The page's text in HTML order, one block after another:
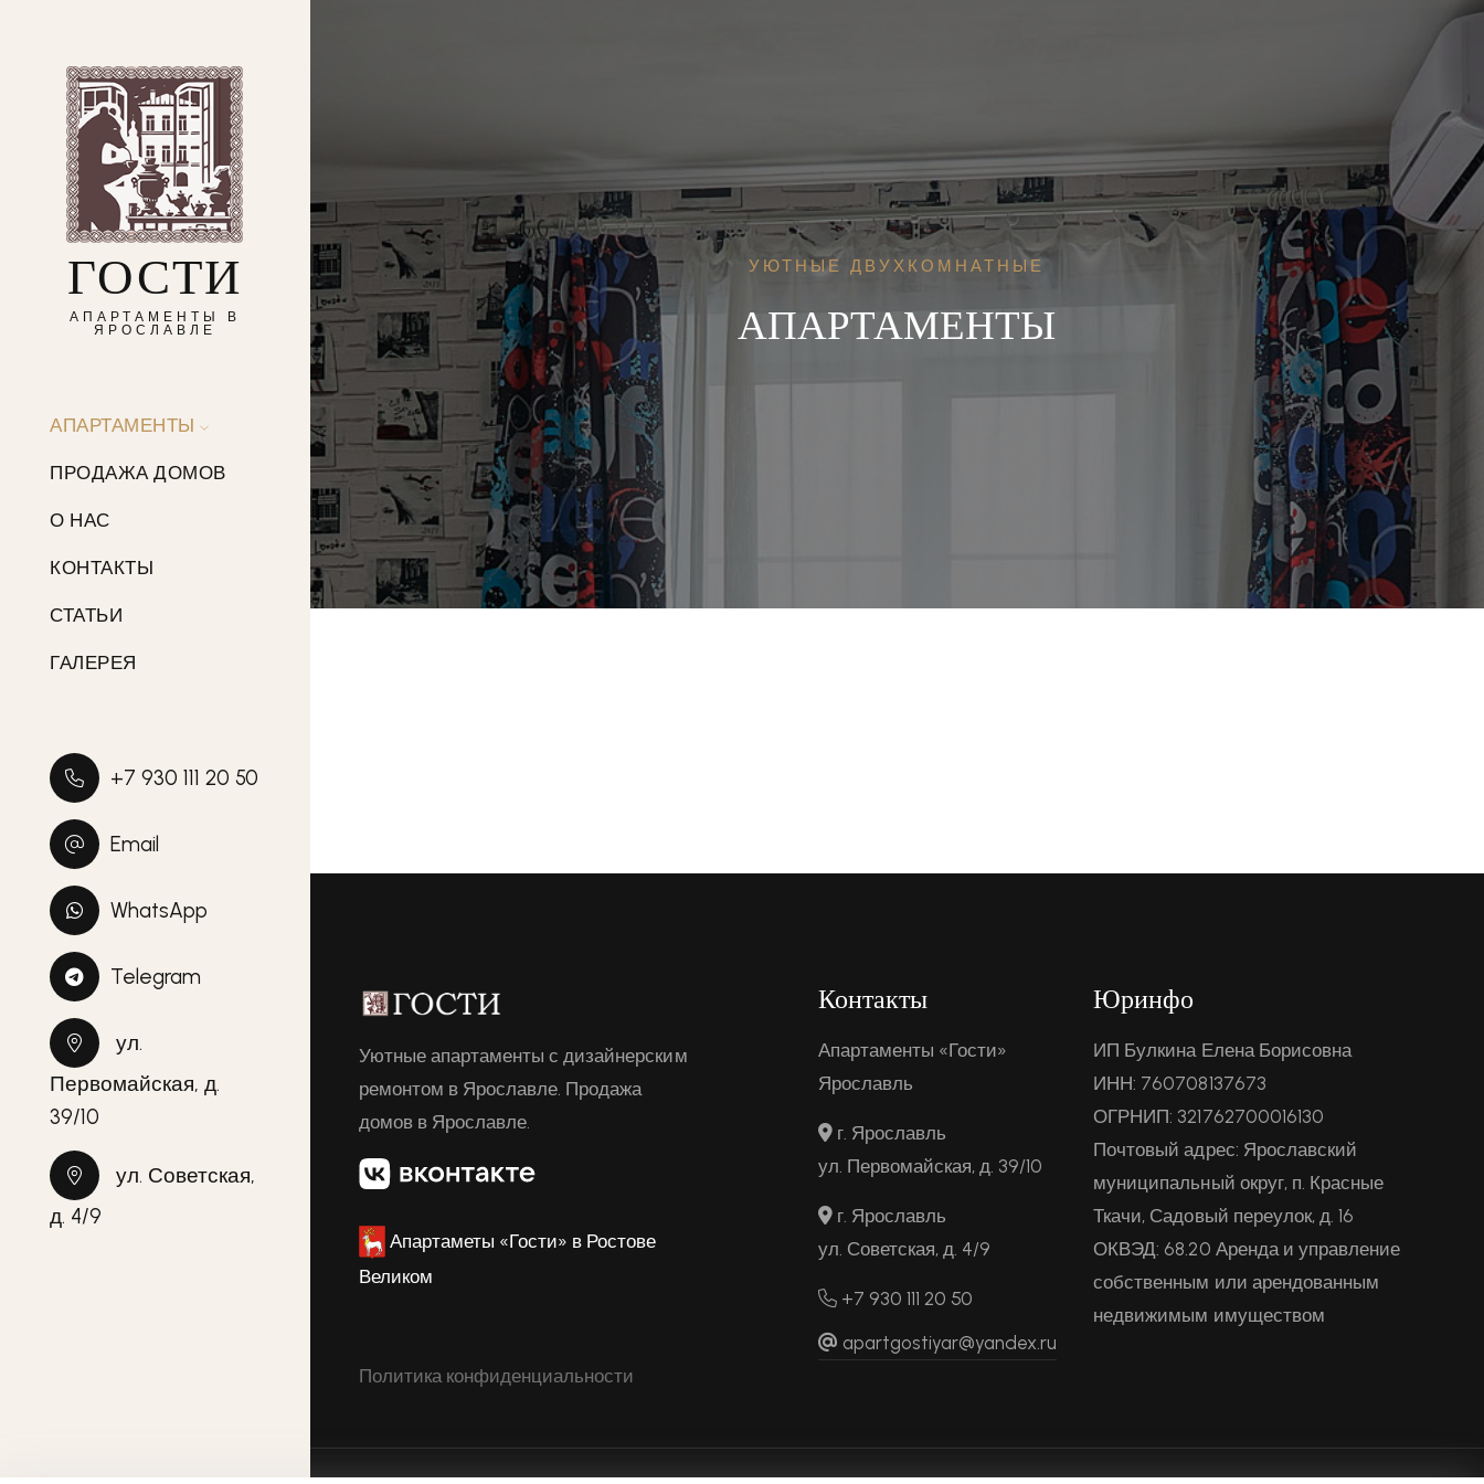
ГОСТИ
АПАРТАМЕНТЫ В
ЯРОСЛАВЛЕ
АПАРТАМЕНТЫ
ПРОДАЖА ДОМОВ
О НАС
КОНТАКТЫ
СТАТЬИ
ГАЛЕРЕЯ
+7 930 111 20 50
Email
WhatsApp
Telegram
ул.
Первомайская, д.
39/10
ул. Советская,
д. 4/9
УЮТНЫЕ ДВУХКОМНАТНЫЕ
АПАРТАМЕНТЫ
Уютные апартаменты с дизайнерским
ремонтом в Ярославле. Продажа
домов в Ярославле.
Апартаметы «Гости» в Ростове
Великом
Политика конфиденциальности
Контакты
Апартаменты «Гости»
Ярославль
г. Ярославль
ул. Первомайская, д. 39/10
г. Ярославль
ул. Советская, д. 4/9
+7 930 111 20 50
apartgostiyar@yandex.ru
Юринфо
ИП Булкина Елена Борисовна
ИНН: 760708137673
ОГРНИП: 321762700016130
Почтовый адрес: Ярославский
муниципальный округ, п. Красные
Ткачи, Садовый переулок, д. 16
ОКВЭД: 68.20 Аренда и управление
собственным или арендованным
недвижимым имуществом